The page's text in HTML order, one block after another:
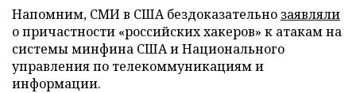
Напомним, СМИ в США бездоказательно заявляли
о причастности «российских хакеров» к атакам на
системы минфина США и Национального
управления по телекоммуникациям и
информации.